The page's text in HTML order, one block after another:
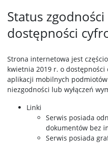
Status
dostępności
Strona internetowa jest
kwietnia 2019 r. o
aplikacji mobilnych
niezgodności lub wyłączeń
Linki
Serwis posiada
dokumentów bez
Serwis posiada